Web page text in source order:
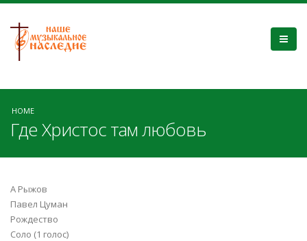
HOME
Где Христос там любовь
А Рыжов
Павел Цуман
Рождество
Соло (1 голос)